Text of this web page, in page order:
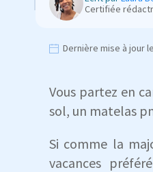
Certifiée
Dernière mise à jour
Vous partez en
sol, un matelas
Si comme la
vacances préféré